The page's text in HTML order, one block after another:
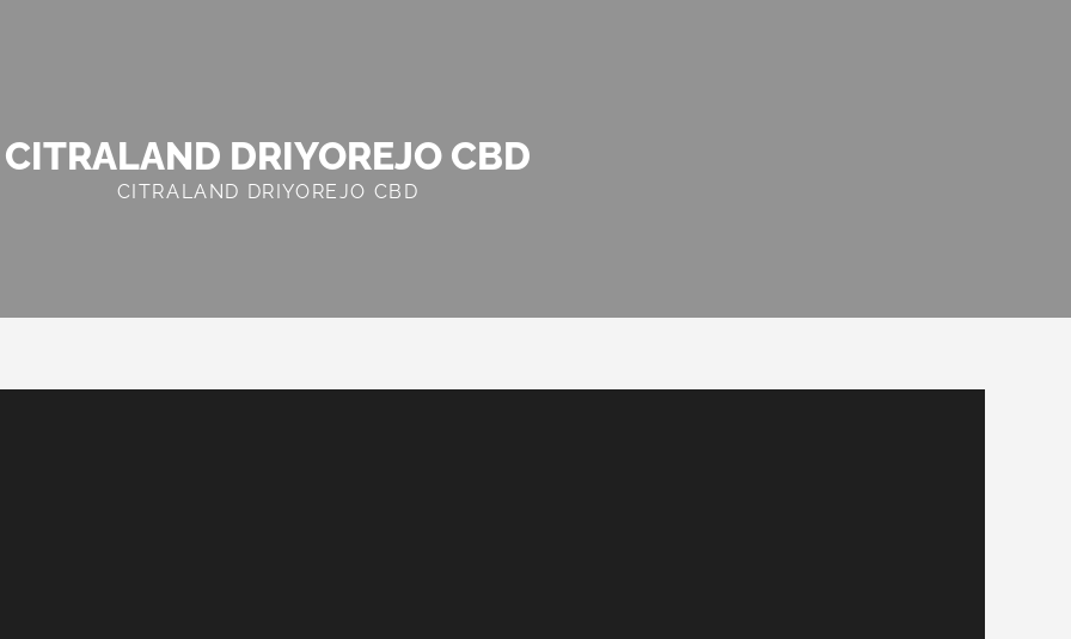
CITRALAND DRIYOREJO CBD
CITRALAND DRIYOREJO CBD